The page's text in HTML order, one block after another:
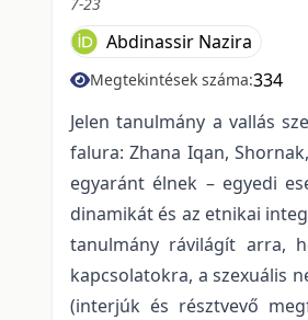
Abdinassir Nazira
Megtekintések száma:334
Jelen tanulmány a vallás
falura: Zhana Iqan,
egyaránt élnek – egyedi
dinamikát és az etnikai
tanulmány rávilágít arra,
kapcsolatokra, a szexuális
(interjúk és résztvevő